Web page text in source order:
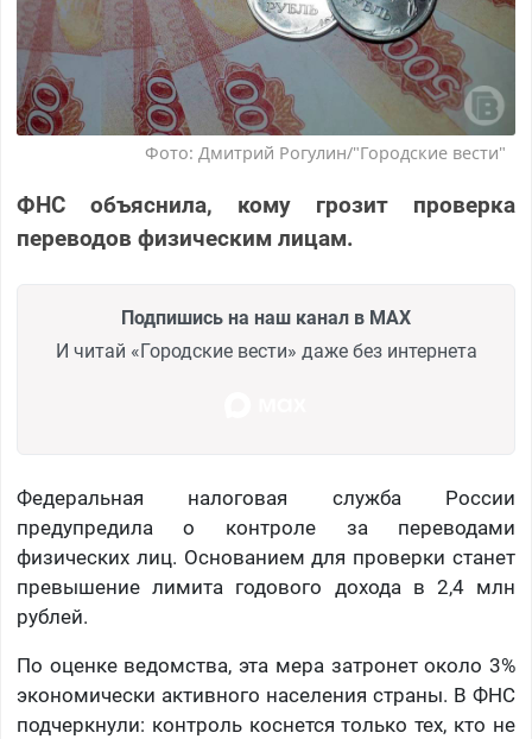
Фото: Дмитрий Рогулин/"Городские вести"
ФНС объяснила, кому грозит проверка
переводов физическим лицам.
Подпишись на наш канал в MAX
И читай «Городские вести» даже без интернета
Федеральная налоговая служба России
предупредила о контроле за переводами
физических лиц. Основанием для проверки станет
превышение лимита годового дохода в 2,4 млн
рублей.
По оценке ведомства, эта мера затронет около 3%
экономически активного населения страны. В ФНС
подчеркнули: контроль коснется только тех, кто не